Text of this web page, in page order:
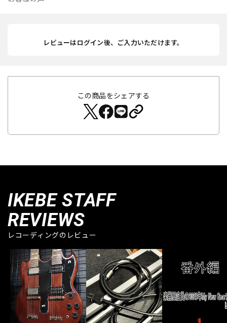
レビューはログイン後、ご入力いただけます。
この商品をシェアする
IKEBE STAFF
REVIEWS
レコーディングのレビュー